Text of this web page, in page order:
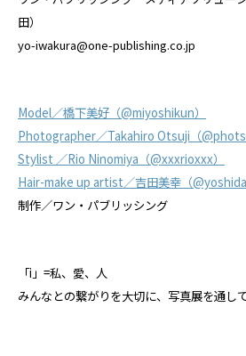
田）
yo-iwakura@one-publishing.co.jp
Model／橋下美好（@miyoshikun）
Photographer／Takahiro Otsuji（
Stylist ／Rio Ninomiya（@xxxrioxxx）
Hair-make up artist／吉田美幸（
制作／ワン・パブリッシング
「i」=私、愛、人
みんなとの繋がりを大切に、写真展を通し